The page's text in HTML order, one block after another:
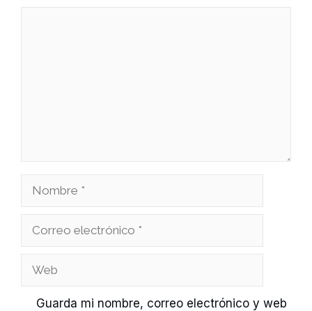
Nombre
Correo
Web
Guarda mi nombre, correo electrónico y web